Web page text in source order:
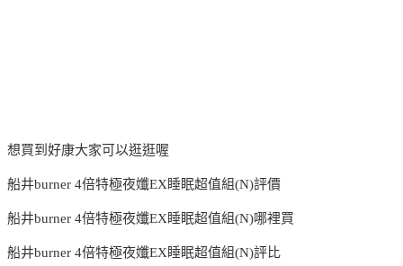
想買到好康大家可以逛逛喔
船井burner 4倍特極夜孅EX睡眠超值組(N)評價
船井burner 4倍特極夜孅EX睡眠超值組(N)哪裡買
船井burner 4倍特極夜孅EX睡眠超值組(N)評比